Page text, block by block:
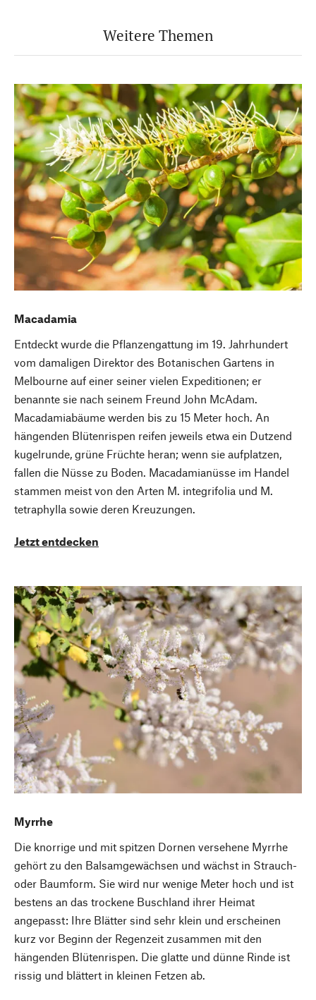
Weitere Themen
Macadamia
Entdeckt wurde die Pflanzengattung im 19. Jahrhundert
vom damaligen Direktor des Botanischen Gartens in
Melbourne auf einer seiner vielen Expeditionen; er
benannte sie nach seinem Freund John McAdam.
Macadamiabäume werden bis zu 15 Meter hoch. An
hängenden Blütenrispen reifen jeweils etwa ein Dutzend
kugelrunde, grüne Früchte heran; wenn sie aufplatzen,
fallen die Nüsse zu Boden. Macadamianüsse im Handel
stammen meist von den Arten M. integrifolia und M.
tetraphylla sowie deren Kreuzungen.
Jetzt entdecken
Myrrhe
Die knorrige und mit spitzen Dornen versehene Myrrhe
gehört zu den Balsamgewächsen und wächst in Strauch-
oder Baumform. Sie wird nur wenige Meter hoch und ist
bestens an das trockene Buschland ihrer Heimat
angepasst: Ihre Blätter sind sehr klein und erscheinen
kurz vor Beginn der Regenzeit zusammen mit den
hängenden Blütenrispen. Die glatte und dünne Rinde ist
rissig und blättert in kleinen Fetzen ab.